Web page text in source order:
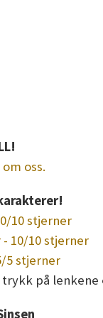
oss.
10 stjerner
10/10 stjerner
5 stjerner
på lenkene